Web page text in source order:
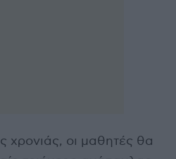
χρονιάς, οι μαθητές θα